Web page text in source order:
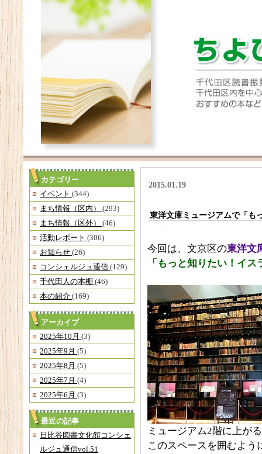
カテゴリー
イベント (344)
まち情報（区内） (293)
まち情報（区外） (46)
活動レポート (306)
お知らせ (26)
コンシェルジュ通信 (129)
千代田人の本棚 (46)
本の紹介 (169)
アーカイブ
2025年10月 (3)
2025年9月 (5)
2025年8月 (5)
2025年7月 (4)
2025年6月 (3)
最近の記事
日比谷図書文化館コンシェ
ルジュ通信vol.51
2015.01.19
東洋文庫ミュージアムで「も
今回は、文京区の東洋文
「もっと知りたい！イス
ミュージアム2階に上が
このスペースを囲むよう